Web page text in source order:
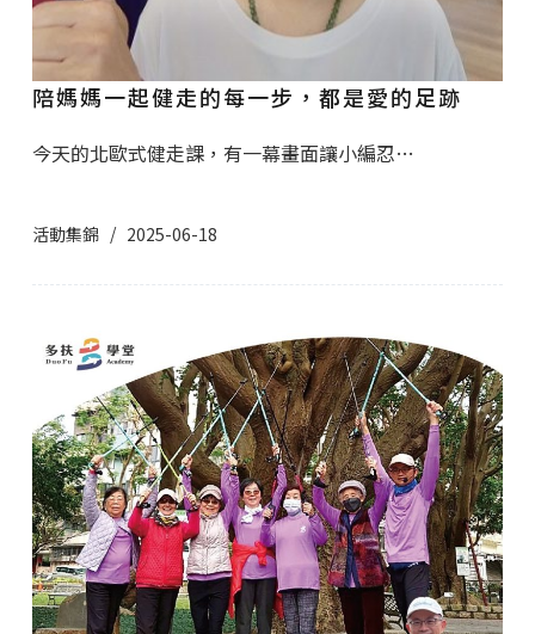
陪媽媽一起健走的每一步，都是愛的足跡
今天的北歐式健走課，有一幕畫面讓小編忍…
活動集錦 2025-06-18